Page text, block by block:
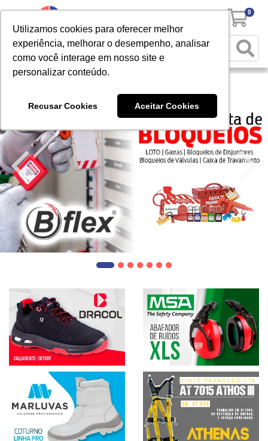
Utilizamos cookies para oferecer melhor
experiência, melhorar o desempenho, analisar
como você interage em nosso site e
personalizar conteúdo.
Recusar Cookies Aceitar Cookies
0